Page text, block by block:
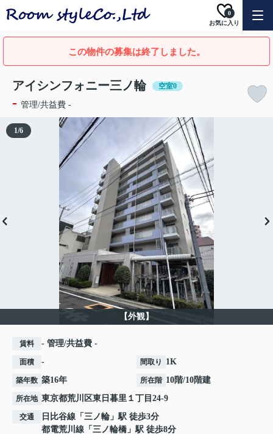
お気に入り
0
この物件の募集は終了しました。
アイシンフォニー三ノ輪 空室0
- 管理/共益費 -
【外観】
1/6
賃料 - 管理/共益費 -
面積 - 間取り 1K
築年数 築16年 所在階 10階/10階建
所在地 東京都荒川区東日暮里 １丁目24-9
交通 日比谷線 「 三ノ輪 」駅 徒歩3分
都電荒川線 「 三ノ輪橋 」駅 徒歩8分